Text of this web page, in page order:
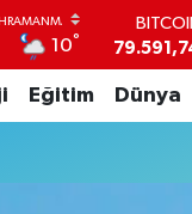
10°
45,43620
Eğitim Dünya